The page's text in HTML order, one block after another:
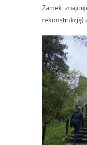
Zamek
rekonstrukcję)